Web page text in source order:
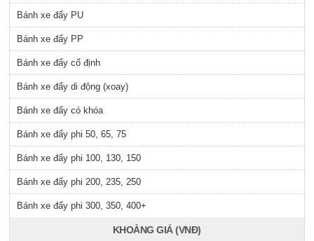
Bánh xe đẩy PU
Bánh xe đẩy PP
Bánh xe đẩy cố định
Bánh xe đẩy di động (xoay)
Bánh xe đẩy có khóa
Bánh xe đẩy phi 50, 65, 75
Bánh xe đẩy phi 100, 130, 150
Bánh xe đẩy phi 200, 235, 250
Bánh xe đẩy phi 300, 350, 400+
KHOẢNG GIÁ (VNĐ)